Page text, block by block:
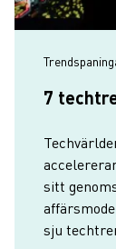
7
sitt
sju